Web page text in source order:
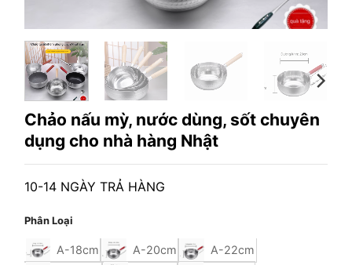
Chảo nấu mỳ, nước dùng, sốt chuyên
dụng cho nhà hàng Nhật
10-14 NGÀY TRẢ HÀNG
Phân Loại
A-18cm A-20cm
A-22cm